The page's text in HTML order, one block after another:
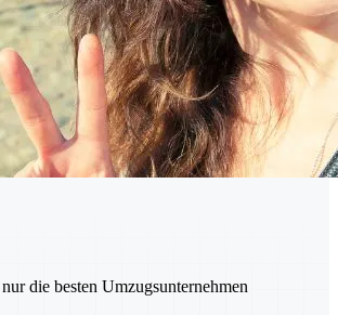
die besten Umzugsunternehmen